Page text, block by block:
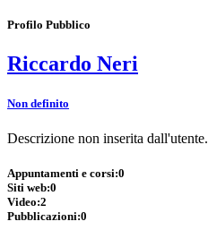
Profilo Pubblico
Riccardo Neri
Non definito
Descrizione non inserita dall'utente.
Appuntamenti e corsi:0
Siti web:0
Video:2
Pubblicazioni:0